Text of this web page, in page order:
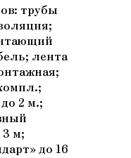
трубы
лента
2 м.;
м;
до 16